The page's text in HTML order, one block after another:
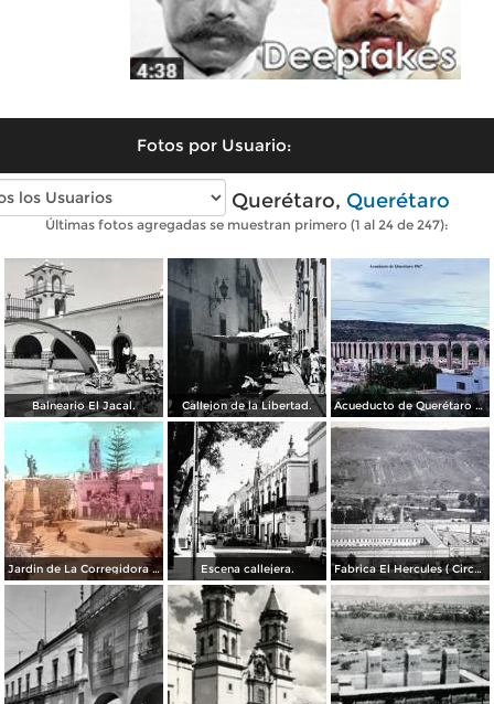
Fotos por Usuario:
Fotos antiguas de Querétaro, Querétaro
Últimas fotos agregadas se muestran primero (1 al 24 de 247):
Balneario El Jacal. Callejon de la Libertad. Acueducto de Querétaro 1967
Jardin de La Corregidora ( Circulada el 3 de Noviembre de 1957 ). Escena callejera. Fabrica El Hercules ( Circulada el 22 de Junio de 1926 ).